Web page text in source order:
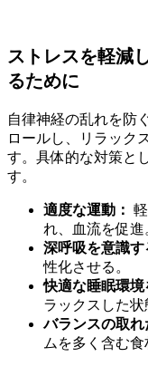
ストレスを軽減
るために
自律神経の乱れを防
ロールし、リラック
す。具体的な対策と
す。
適度な運動：
れ、血流を促進
深呼吸を意識す
性化させる。
快適な睡眠環境
ラックスした状
バランスの取れ
ムを多く含む食